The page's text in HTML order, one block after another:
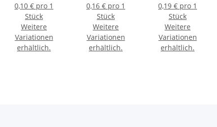
0,10 € pro 1
Stück
Weitere
Variationen
erhältlich.
0,16 € pro 1
Stück
Weitere
Variationen
erhältlich.
0,19 € pro 1
Stück
Weitere
Variationen
erhältlich.